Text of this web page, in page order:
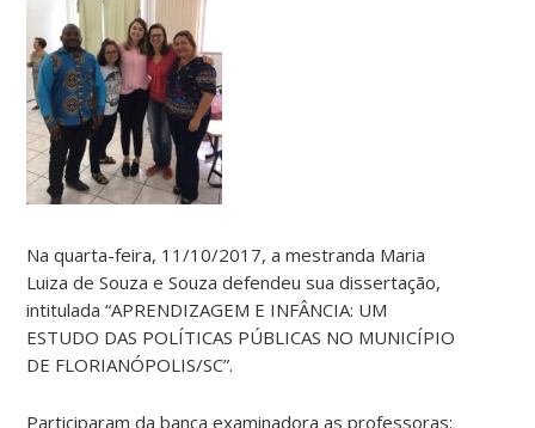
Na quarta-feira, 11/10/2017, a mestranda Maria
Luiza de Souza e Souza defendeu sua dissertação,
intitulada “APRENDIZAGEM E INFÂNCIA: UM
ESTUDO DAS POLÍTICAS PÚBLICAS NO MUNICÍPIO
DE FLORIANÓPOLIS/SC”.
Participaram da banca examinadora as professoras: